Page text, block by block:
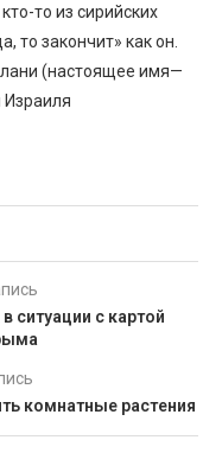
то из сирийских
то закончит» как он.
(настоящее имя—
ситуации с картой
комнатные растения